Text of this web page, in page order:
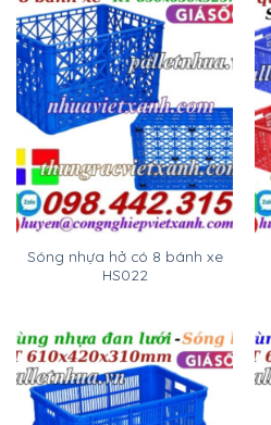
Sóng nhựa hở có 8 bánh xe
HS022